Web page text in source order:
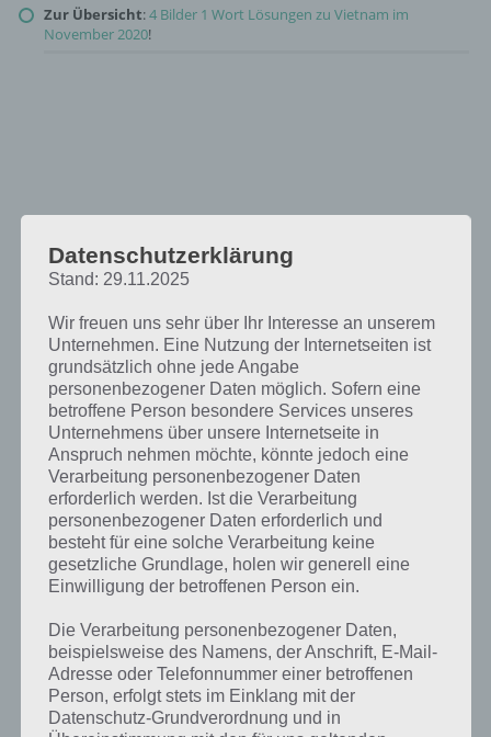
Zur Übersicht:4 Bilder 1 Wort Lösungen zu Vietnam im
November 2020!
Kurze Begriffserklärung zur Lösung
Klettern
Klettern ist die Lösung für das tägliche Bonus Rätsel am 28.11.2020 in
4 Bilder 1 Wort, doch welche Bedeutung hat dieses eigentlich und
Datenschutzerklärung
Stand: 29.11.2025
Wir freuen uns sehr über Ihr Interesse an unserem
Unternehmen. Eine Nutzung der Internetseiten ist
grundsätzlich ohne jede Angabe
personenbezogener Daten möglich. Sofern eine
betroffene Person besondere Services unseres
Unternehmens über unsere Internetseite in
Anspruch nehmen möchte, könnte jedoch eine
Verarbeitung personenbezogener Daten
erforderlich werden. Ist die Verarbeitung
personenbezogener Daten erforderlich und
besteht für eine solche Verarbeitung keine
gesetzliche Grundlage, holen wir generell eine
Einwilligung der betroffenen Person ein.
Die Verarbeitung personenbezogener Daten,
beispielsweise des Namens, der Anschrift, E-Mail-
Adresse oder Telefonnummer einer betroffenen
Person, erfolgt stets im Einklang mit der
Datenschutz-Grundverordnung und in